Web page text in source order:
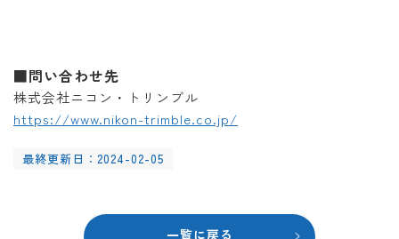
■問い合わせ先
株式会社ニコン・トリンブル
https://www.nikon-trimble.co.jp/
最終更新日：2024-02-05
一覧に戻る